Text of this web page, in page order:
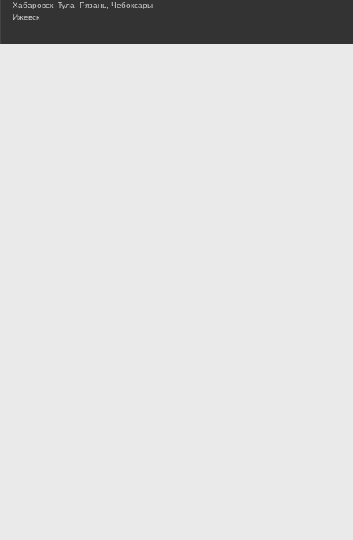
Хабаровск, Тула, Рязань, Чебоксары,
Ижевск